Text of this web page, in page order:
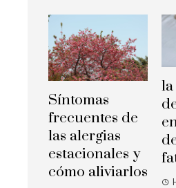
Síntomas
frecuentes de
las alergias
estacionales y
cómo aliviarlos